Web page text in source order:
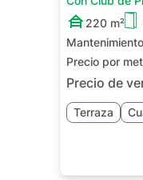
220 m²
Precio por
Precio de
Terraza